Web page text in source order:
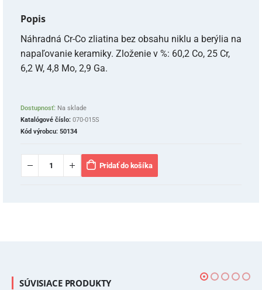
Popis
Náhradná Cr-Co zliatina bez obsahu niklu a berýlia na
napaľovanie keramiky. Zloženie v %: 60,2 Co, 25 Cr,
6,2 W, 4,8 Mo, 2,9 Ga.
Dostupnosť: Na sklade
Katalógové číslo: 070-015S
Kód výrobcu: 50134
Pridať do košíka
SÚVISIACE PRODUKTY